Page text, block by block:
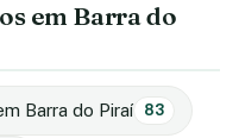
em Barra do
Barra do Piraí 83